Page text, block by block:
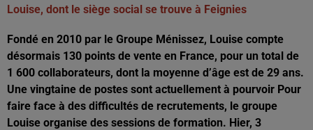
Louise, dont le siège social se trouve à Feignies
Fondé en 2010 par le Groupe Ménissez, Louise compte
désormais 130 points de vente en France, pour un total de
1 600 collaborateurs, dont la moyenne d’âge est de 29 ans.
Une vingtaine de postes sont actuellement à pourvoir Pour
faire face à des difficultés de recrutements, le groupe
Louise organise des sessions de formation. Hier, 3